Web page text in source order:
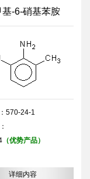
基-6-硝基苯胺
570-24-1
（优势产品）
详细内容